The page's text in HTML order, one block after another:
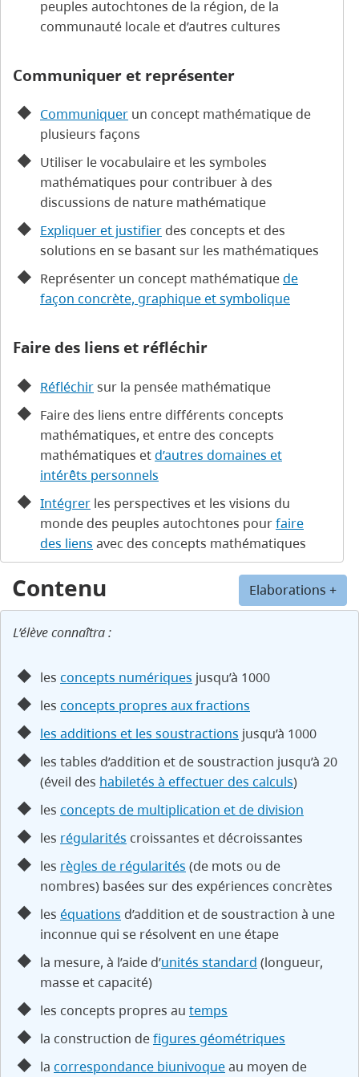
Elaborations +
Contenu
L’élève connaîtra :
les concepts numériques jusqu’à 1000
les concepts propres aux fractions
les additions et les soustractions jusqu’à 1000
les tables d’addition et de soustraction jusqu’à 20
(éveil des habiletés à effectuer des calculs)
les concepts de multiplication et de division
les régularités croissantes et décroissantes
les règles de régularités (de mots ou de
nombres) basées sur des expériences concrètes
les équations d’addition et de soustraction à une
inconnue qui se résolvent en une étape
la mesure, à l’aide d’unités standard (longueur,
masse et capacité)
les concepts propres au temps
la construction defigures géométriques
la correspondance biunivoqueau moyen de
peuples autochtones de la région, de la
communauté locale et d’autres cultures
Communiquer et représenter
Communiquer un concept mathématique de
plusieurs façons
Utiliser le vocabulaire et les symboles
mathématiques pour contribuer à des
discussions de nature mathématique
Expliquer et justifier des concepts et des
solutions en se basant sur les mathématiques
Représenter un concept mathématiquede
façon concrète, graphique et symbolique
Faire des liens et réfléchir
Réfléchirsur la pensée mathématique
Faire des liens entre différents concepts
mathématiques, et entre des concepts
mathématiques etd’autres domaines et
intérêts personnels
Intégrer les perspectives et les visions du
monde des peuples autochtones pourfaire
des liens avec des concepts mathématiques